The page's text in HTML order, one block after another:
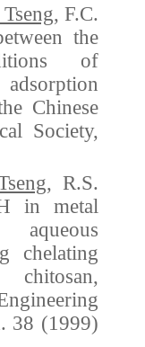
, F.C.
the
of
Chinese
Society,
, R.S.
in metal
chelating
38 (1999)